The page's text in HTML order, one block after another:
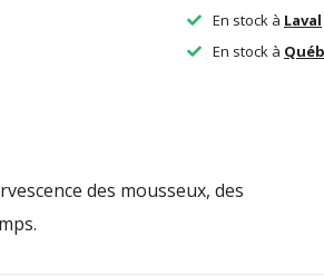
En stock à Laval
En stock à
des mousseux, des